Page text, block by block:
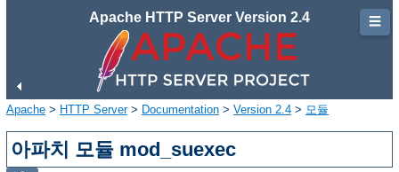
Apache HTTP Server Version 2.4
Apache > HTTP Server> Documentation > Version 2.4 > 모듈
아파치 모듈 mod_suexec
☰